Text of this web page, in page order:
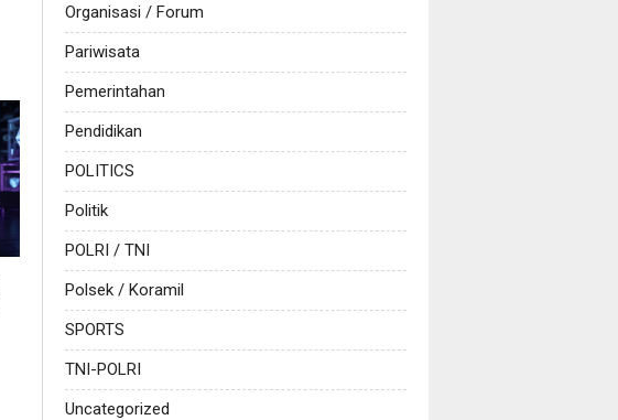
Organisasi / Forum
Pariwisata
Pemerintahan
Pendidikan
POLITICS
Politik
POLRI / TNI
Polsek / Koramil
SPORTS
TNI-POLRI
Uncategorized